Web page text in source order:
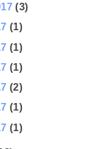
(3)
(1)
(1)
(1)
(2)
(1)
(1)